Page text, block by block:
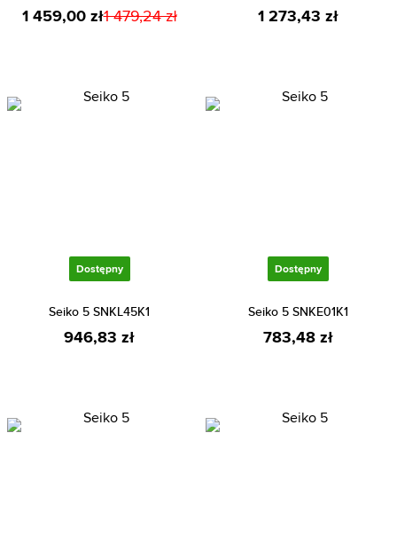
1 459,00 zł1 479,24 zł 1 273,43 zł
Dostępny
Seiko 5 SNKL45K1
946,83 zł
Dostępny
Seiko 5 SNKE01K1
783,48 zł